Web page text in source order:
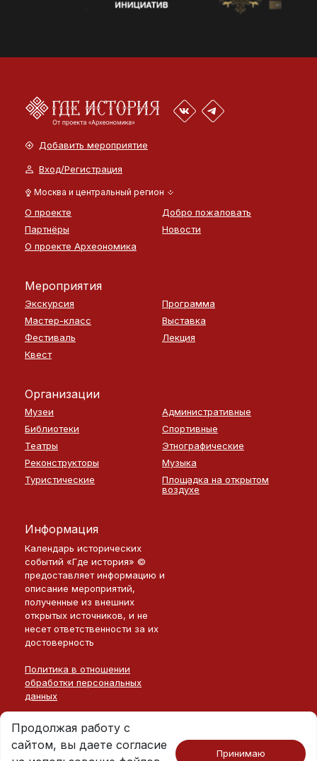
Добавить мероприятие
Вход/Регистрация
Москва и центральный регион
О проекте
Добро пожаловать
Партнёры
Новости
О проекте Археономика
Мероприятия
Экскурсия
Программа
Мастер-класс
Выставка
Фестиваль
Лекция
Квест
Организации
Музеи
Административные
Библиотеки
Спортивные
Театры
Этнографические
Реконструкторы
Музыка
Туристические
Площадка на открытом
воздухе
Информация
Календарь исторических
событий «Где история» ©
предоставляет информацию и
описание мероприятий,
полученные из внешних
открытых источников, и не
несет ответственности за их
достоверность
Политика в отношении
обработки персональных
данных
Продолжая работу с
сайтом, вы даете согласие
Принимаю